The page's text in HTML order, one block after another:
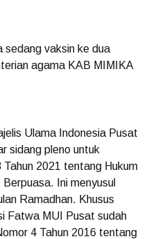
sedang vaksin ke dua
agama KAB MIMIKA
Ulama Indonesia Pusat
sidang pleno untuk
2021 tentang Hukum
Ini menyusul
Ramadhan. Khusus
Fatwa MUI Pusat sudah
4 Tahun 2016 tentang